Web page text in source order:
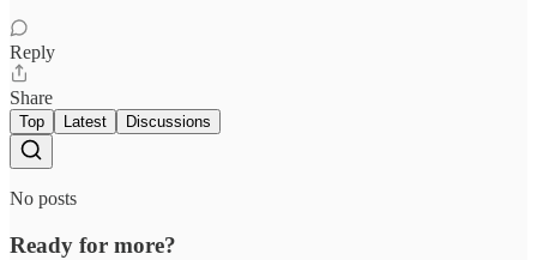
Reply
Share
Top Latest Discussions
No posts
Ready for more?